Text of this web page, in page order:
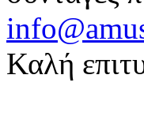
Καλή